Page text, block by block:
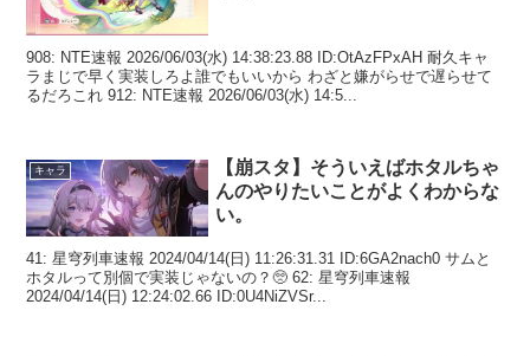
908: NTE速報 2026/06/03(水) 14:38:23.88 ID:OtAzFPxAH 耐久キャ
ラまじで早く実装しろよ誰でもいいから わざと嫌がらせで遅らせて
るだろこれ 912: NTE速報 2026/06/03(水) 14:5...
キャラ
【崩スタ】そういえばホタルちゃ
んのやりたいことがよくわからな
い。
41: 星穹列車速報 2024/04/14(日) 11:26:31.31 ID:6GA2nach0 サムと
ホタルって別個で実装じゃないの？🥺 62: 星穹列車速報
2024/04/14(日) 12:24:02.66 ID:0U4NiZVSr...